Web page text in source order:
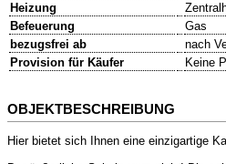
Heizung
Befeuerung
Gas
bezugsfrei ab
nach
Provision für Käufer
Keine
OBJEKTBESCHREIBUNG
Hier bietet sich Ihnen eine einzigartige